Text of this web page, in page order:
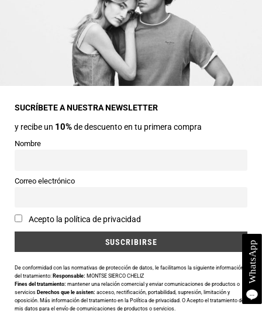
INFORMACIÓN GENERAL
22330 Ainsa (Huesca)
Teléfonos
974 50 00 43
Horarios
Email
Utilizamos cookies para ofrecerte la mejor experiencia en nuestra
web.
SUCRÍBETE A NUESTRA NEWSLETTER
y recibe un 10%de descuento en tu primera compra
Nombre
Correo electrónico
Acepto la política de privacidad
De conformidad con las normativas de protección de datos, le facilitamos la siguiente información
del tratamiento: Responsable: MONTSE SIERCO CHELIZ
Fines del tratamiento: mantener una relación comercial y enviar comunicaciones de productos o
servicios Derechos que le asisten: acceso, rectificación, portabilidad, supresión, limitación y
oposición. Más información del tratamiento en la Política de privacidad. O Acepto el tratamiento de
mis datos para el envío de comunicaciones de productos o servicios.